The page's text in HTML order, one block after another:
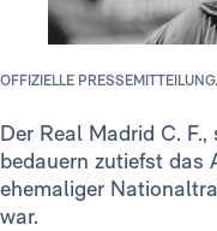
OFFIZIELLE PRESSEMITTEILUNG.
Der Real Madrid C.
bedauern zutiefst das
ehemaliger
war.